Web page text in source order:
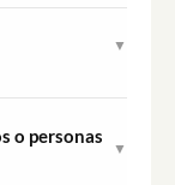
▼
o personas
▼